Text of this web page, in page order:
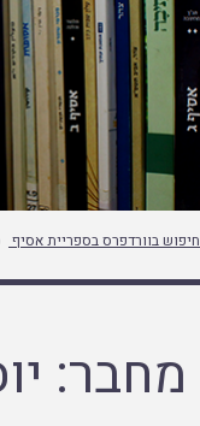
חיפוש בוורדפרס בספריית אסיף
מחבר: